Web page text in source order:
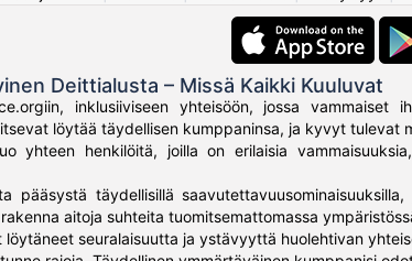
Deittialusta – Missä Kaikki Kuuluvat
inklusiiviseen yhteisöön, jossa
löytää täydellisen kumppaninsa, ja kyvyt tulevat
yhteen henkilöitä, joilla on erilaisia
pääsystä täydellisillä
aitoja suhteita tuomitsemattomassa
löytäneet seuralaisuutta ja ystävyyttä huolehtivan